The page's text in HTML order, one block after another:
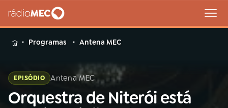
MENU
Buscar
Programas Antena MEC
EPISÓDIO Antena MEC
Orquestra de Niterói está